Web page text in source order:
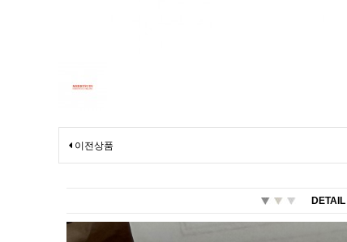
이전상품
DETAIL